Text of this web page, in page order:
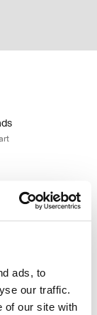
ads, to
our traffic.
of our site with